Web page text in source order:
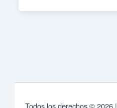
Todos los derechos © 2026